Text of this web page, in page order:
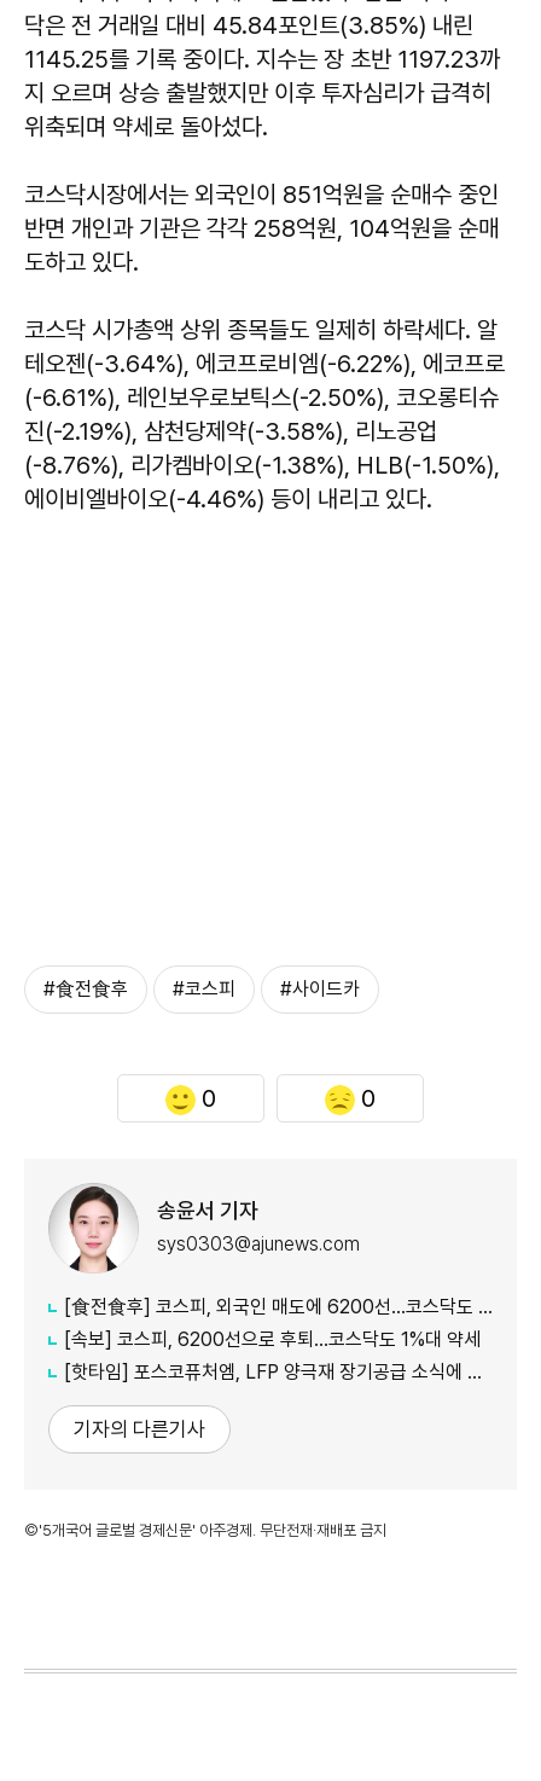
닥은 전 거래일 대비 45.84포인트(3.85%) 내린
1145.25를 기록 중이다. 지수는 장 초반 1197.23까
지 오르며 상승 출발했지만 이후 투자심리가 급격히
위축되며 약세로 돌아섰다.
코스닥시장에서는 외국인이 851억원을 순매수 중인
반면 개인과 기관은 각각 258억원, 104억원을 순매
도하고 있다.
코스닥 시가총액 상위 종목들도 일제히 하락세다. 알
테오젠(-3.64%), 에코프로비엠(-6.22%), 에코프로
(-6.61%), 레인보우로보틱스(-2.50%), 코오롱티슈
진(-2.19%), 삼천당제약(-3.58%), 리노공업
(-8.76%), 리가켐바이오(-1.38%), HLB(-1.50%),
에이비엘바이오(-4.46%) 등이 내리고 있다.
#食전食후 #코스피 #사이드카
0 0
송윤서 기자
sys0303@ajunews.com
[食전食후] 코스피, 외국인 매도에 6200선…코스닥도 약세
[속보] 코스피, 6200선으로 후퇴…코스닥도 1%대 약세
[핫타임] 포스코퓨처엠, LFP 양극재 장기공급 소식에 6%대 강세
기자의 다른기사
©'5개국어 글로벌 경제신문' 아주경제. 무단전재·재배포 금지